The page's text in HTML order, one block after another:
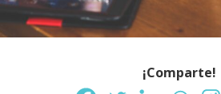
¡Comparte!